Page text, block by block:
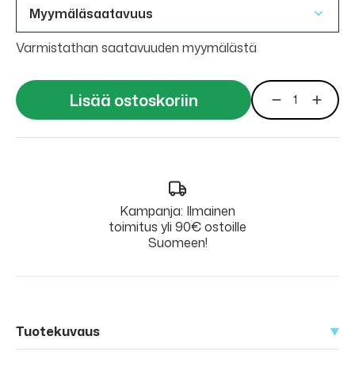
Myymäläsaatavuus
Varmistathan saatavuuden myymälästä
Lisää ostoskoriin
Kampanja: Ilmainen
toimitus yli 90€ ostoille
Suomeen!
Tuotekuvaus